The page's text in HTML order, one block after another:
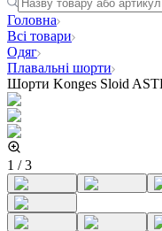
Головна
Всі товари
Одяг
Плавальні шорти
Шорти Konges Sloid
1 /3